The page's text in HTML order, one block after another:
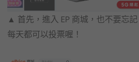
▲ 首先，進入 EP 商城，也不要忘
每天都可以投票喔！